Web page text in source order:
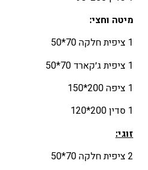
מיטה וחצי:
1 ציפית חלקה 70*50
1 ציפית ג׳קארד 70*50
1 ציפה 200*150
1 סדין 200*120
זוגי:
2 ציפית חלקה 70*50